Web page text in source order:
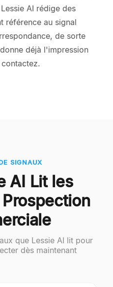
AI rédige des
référence au signal
de sorte
déjà l'impression
SIGNAUX
AI Lit les
que Lessie AI lit pour
dès maintenant